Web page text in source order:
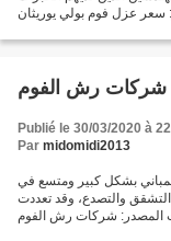
سعر عزل فوم بولي يوريثان
شركات رش الفوم
Publié le 30/03/2020 à
Par midomidi2013
بشكل كبير ومتسع في
التشقق والتصدع، وقد تعددت
المصدر: شركات رش الفوم